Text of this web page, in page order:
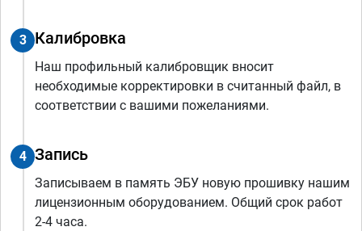
3 Калибровка
Наш профильный калибровщик вносит
необходимые корректировки в считанный файл, в
соответствии с вашими пожеланиями.
4 Запись
Записываем в память ЭБУ новую прошивку нашим
лицензионным оборудованием. Общий срок работ
2-4 часа.